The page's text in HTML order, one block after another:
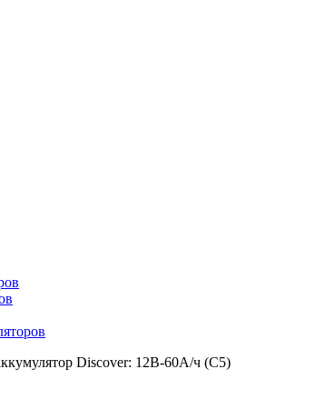
Discover: 12В-60А/ч (С5)